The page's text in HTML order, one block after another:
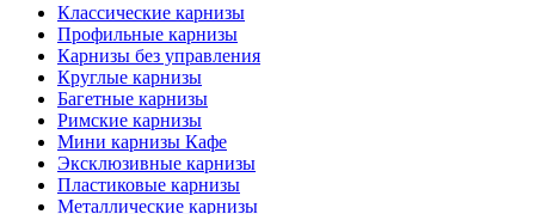
Классические карнизы
Профильные карнизы
Карнизы без управления
Круглые карнизы
Багетные карнизы
Римские карнизы
Мини карнизы Кафе
Эксклюзивные карнизы
Пластиковые карнизы
Металлические карнизы